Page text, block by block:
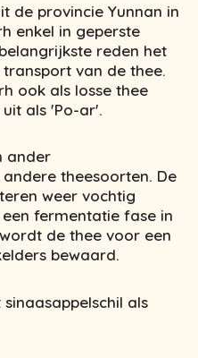
de provincie Yunnan in
enkel in geperste
reden het
van de thee.
ook als losse thee
als 'Po-ar'.
ander
theesoorten. De
weer vochtig
fermentatie fase in
de thee voor een
bewaard.
als